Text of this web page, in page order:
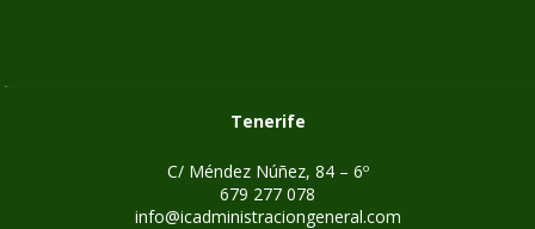
Tenerife
C/ Méndez Núñez, 84 – 6º
679 277 078
info@icadministraciongeneral.com